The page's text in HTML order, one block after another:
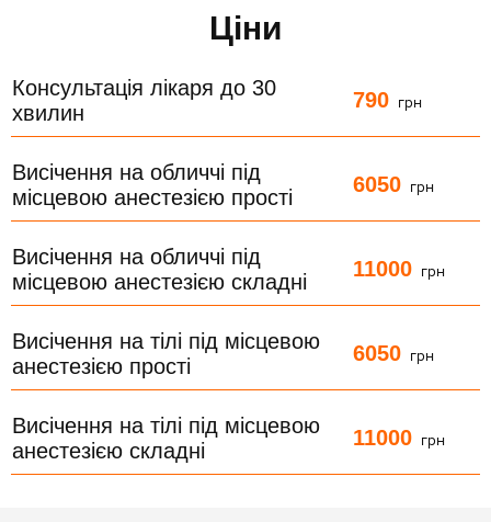
Ціни
Консультація лікаря до 30
хвилин
790 грн
Висічення на обличчі під
місцевою анестезією прості
6050 грн
Висічення на обличчі під
місцевою анестезією складні
11000 грн
Висічення на тілі під місцевою
анестезією прості
6050 грн
Висічення на тілі під місцевою
анестезією складні
11000 грн